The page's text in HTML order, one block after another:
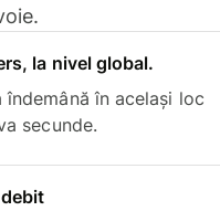
la nivel global.
în același loc
secunde.